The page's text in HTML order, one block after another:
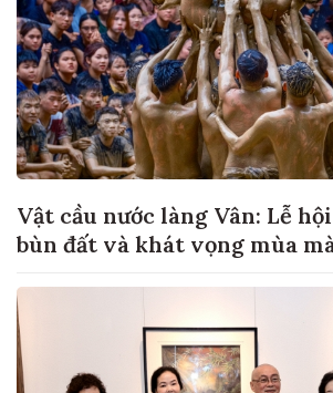
Vật cầu nước làng Vân: Lễ
bùn đất và khát vọng mùa